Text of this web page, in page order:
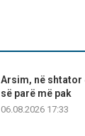
Arsim, në shtator
së parë më pak
06.08.2026 17:33